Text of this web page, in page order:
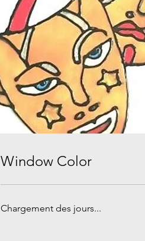
Window Color
Chargement des jours...